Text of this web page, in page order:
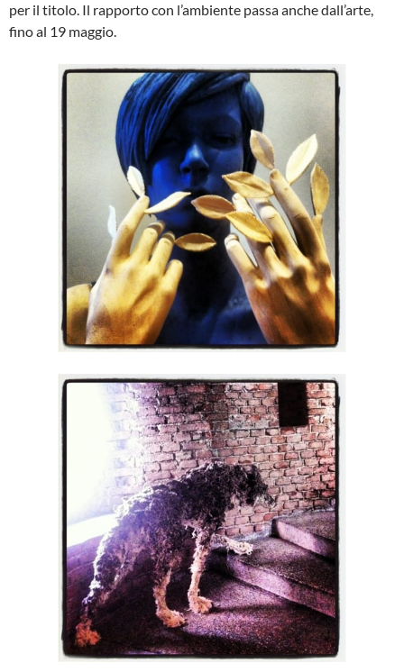
per il titolo. Il rapporto con l’ambiente passa anche dall’arte,
fino al 19 maggio.